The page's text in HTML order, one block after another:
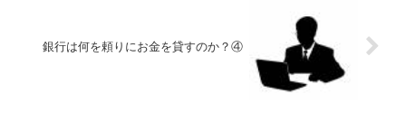
銀行は何を頼りにお金を貸すのか？④